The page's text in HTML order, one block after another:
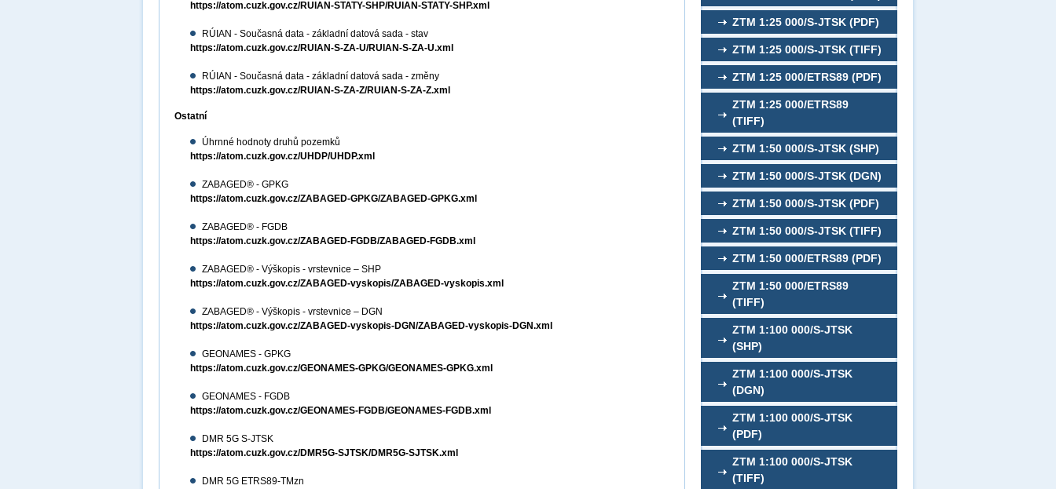
ZTM 1:25 000/S-JTSK (PDF)
ZTM 1:25 000/S-JTSK (TIFF)
ZTM 1:25 000/ETRS89 (PDF)
ZTM 1:25 000/ETRS89
(TIFF)
ZTM 1:50 000/S-JTSK (SHP)
ZTM 1:50 000/S-JTSK (DGN)
ZTM 1:50 000/S-JTSK (PDF)
ZTM 1:50 000/S-JTSK (TIFF)
ZTM 1:50 000/ETRS89 (PDF)
ZTM 1:50 000/ETRS89
(TIFF)
ZTM 1:100 000/S-JTSK
(SHP)
ZTM 1:100 000/S-JTSK
(DGN)
ZTM 1:100 000/S-JTSK
(PDF)
ZTM 1:100 000/S-JTSK
(TIFF)
https://atom.cuzk.gov.cz/RUIAN-STATY-SHP/RUIAN-STATY-SHP.xml
RÚIAN - Současná data - základní datová sada - stav
https://atom.cuzk.gov.cz/RUIAN-S-ZA-U/RUIAN-S-ZA-U.xml
RÚIAN - Současná data - základní datová sada - změny
https://atom.cuzk.gov.cz/RUIAN-S-ZA-Z/RUIAN-S-ZA-Z.xml
Ostatní
Úhrnné hodnoty druhů pozemků
https://atom.cuzk.gov.cz/UHDP/UHDP.xml
ZABAGED® - GPKG
https://atom.cuzk.gov.cz/ZABAGED-GPKG/ZABAGED-GPKG.xml
ZABAGED® - FGDB
https://atom.cuzk.gov.cz/ZABAGED-FGDB/ZABAGED-FGDB.xml
ZABAGED® - Výškopis - vrstevnice – SHP
https://atom.cuzk.gov.cz/ZABAGED-vyskopis/ZABAGED-vyskopis.xml
ZABAGED® - Výškopis - vrstevnice – DGN
https://atom.cuzk.gov.cz/ZABAGED-vyskopis-DGN/ZABAGED-vyskopis-DGN.xml
GEONAMES - GPKG
https://atom.cuzk.gov.cz/GEONAMES-GPKG/GEONAMES-GPKG.xml
GEONAMES - FGDB
https://atom.cuzk.gov.cz/GEONAMES-FGDB/GEONAMES-FGDB.xml
DMR 5G S-JTSK
https://atom.cuzk.gov.cz/DMR5G-SJTSK/DMR5G-SJTSK.xml
DMR 5G ETRS89-TMzn